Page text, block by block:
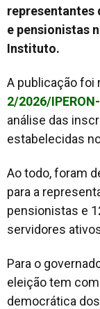
representantes
e pensionistas
Instituto.
A publicação foi
2/2026/
análise das
estabelecidas
Ao todo, foram
para a
pensionistas e
servidores
Para o
eleição tem
democrática